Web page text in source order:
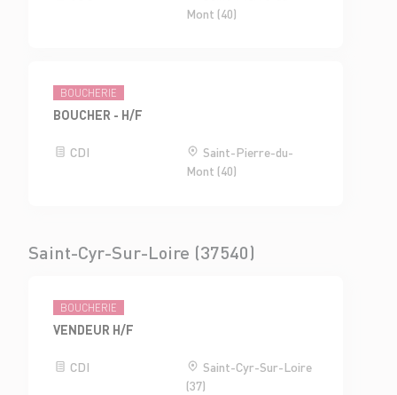
Mont (40)
BOUCHERIE
BOUCHER - H/F
CDI
Saint-Pierre-du-
Mont (40)
Saint-Cyr-Sur-Loire (37540)
BOUCHERIE
VENDEUR H/F
CDI
Saint-Cyr-Sur-Loire
(37)